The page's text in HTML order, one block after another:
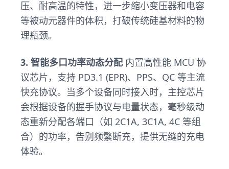
压、耐高温的特性，进一步缩小变压器和电容
等被动元器件的体积，打破传统硅基材料的物
理瓶颈。
3. 智能多口功率动态分配 内置高性能 MCU 协
议芯片，支持 PD3.1 (EPR)、PPS、QC 等主流
快充协议。当多个设备同时接入时，主控芯片
会根据设备的握手协议与电量状态，毫秒级动
态重新分配各端口（如 2C1A, 3C1A, 4C 等组
合）的功率，告别频繁断充，提供无缝的充电
体验。